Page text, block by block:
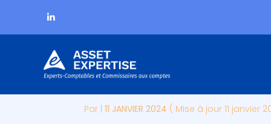
Aller
au
LOUER UNE
Par |11 JANVIER 2024 ( Mise à jour 11 janvier